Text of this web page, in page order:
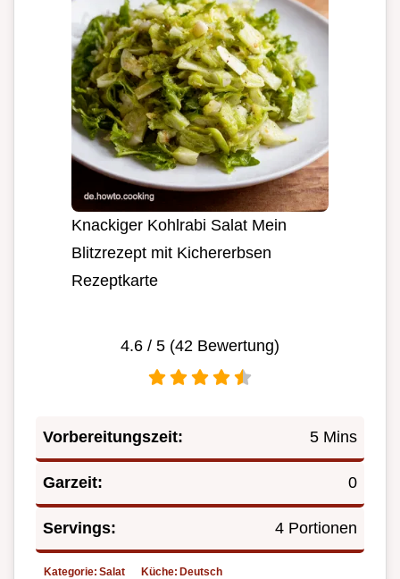
Knackiger Kohlrabi Salat Mein
Blitzrezept mit Kichererbsen
Rezeptkarte
4.6 / 5 (42 Bewertung)
Vorbereitungszeit: 5 Mins
Garzeit: 0
Servings: 4 Portionen
Kategorie: Salat Küche: Deutsch